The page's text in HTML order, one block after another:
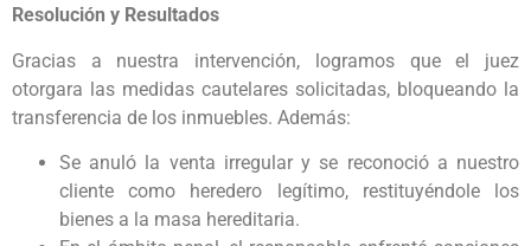
Resolución y Resultados
Gracias a nuestra intervención, logramos que el juez
otorgara las medidas cautelares solicitadas, bloqueando la
transferencia de los inmuebles. Además:
Se anuló la venta irregular y se reconoció a nuestro
cliente como heredero legítimo, restituyéndole los
bienes a la masa hereditaria.